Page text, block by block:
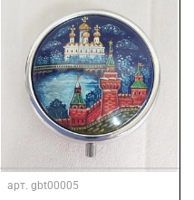
арт. gbt00005